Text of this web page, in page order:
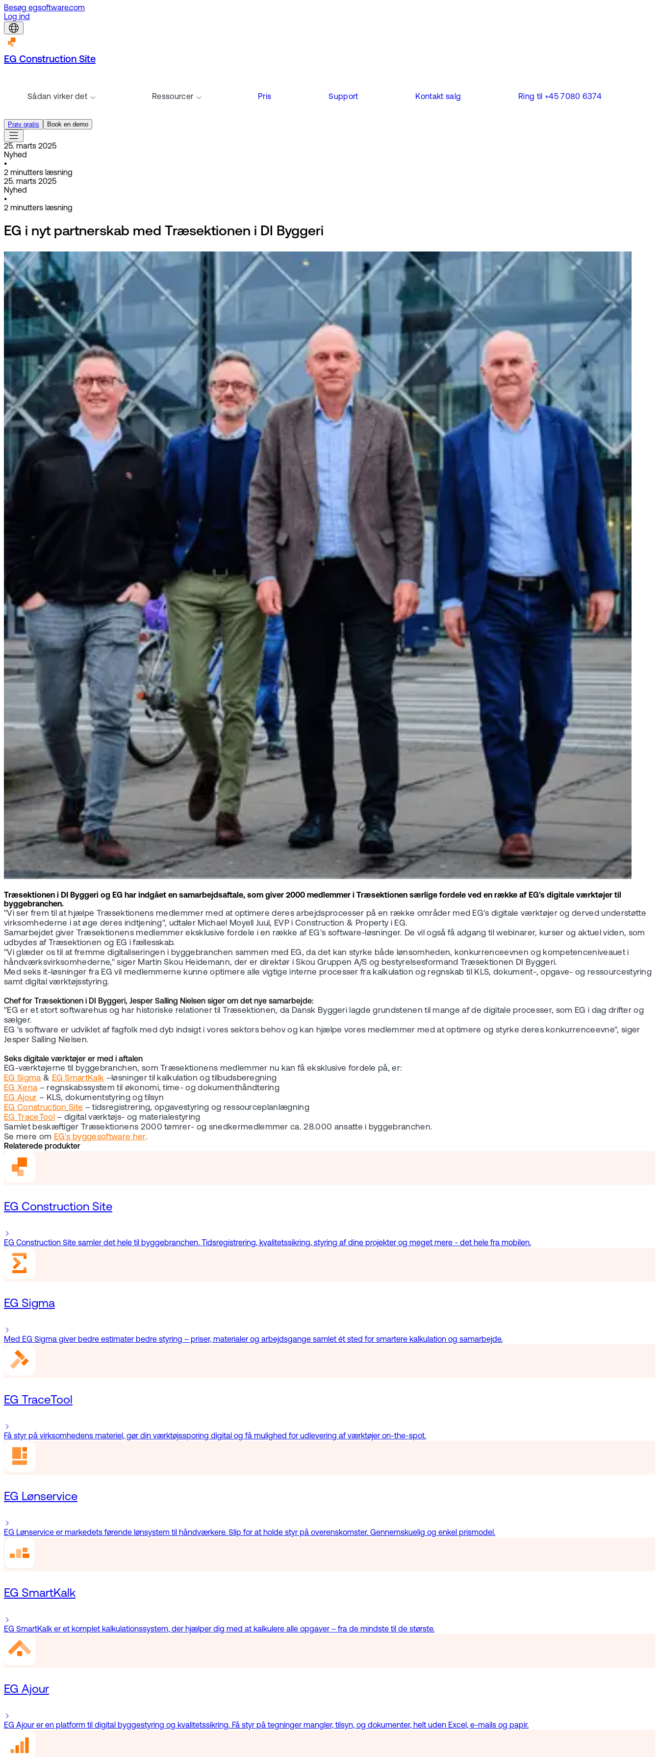
Besøg egsoftware.com
Log ind
EG Construction Site
Sådan virker det Ressourcer Pris Support Kontakt salg Ring til +45 7080 6374
Prøv gratis Book en demo
25. marts 2025
Nyhed
•
2 minutters læsning
25. marts 2025
Nyhed
•
2 minutters læsning
EG i nyt partnerskab med Træsektionen i DI Byggeri
Træsektionen i DI Byggeri og EG har indgået en samarbejdsaftale, som giver 2000 medlemmer i Træsektionen særlige fordele ved en række af EG's digitale værktøjer til
byggebranchen.
"Vi ser frem til at hjælpe Træsektionens medlemmer med at optimere deres arbejdsprocesser på en række områder med EG's digitale værktøjer og derved understøtte
virksomhederne i at øge deres indtjening", udtaler Michael Moyell Juul, EVP i Construction & Property i EG.
Samarbejdet giver Træsektionens medlemmer eksklusive fordele i en række af EG's software-løsninger. De vil også få adgang til webinarer, kurser og aktuel viden, som
udbydes af Træsektionen og EG i fællesskab.
"Vi glæder os til at fremme digitaliseringen i byggebranchen sammen med EG, da det kan styrke både lønsomheden, konkurrenceevnen og kompetenceniveauet i
håndværksvirksomhederne," siger Martin Skou Heidemann, der er direktør i Skou Gruppen A/S og bestyrelsesformand Træsektionen DI Byggeri.
Med seks it-løsninger fra EG vil medlemmerne kunne optimere alle vigtige interne processer fra kalkulation og regnskab til KLS, dokument-, opgave- og ressourcestyring
samt digital værktøjsstyring.
Chef for Træsektionen i DI Byggeri, Jesper Salling Nielsen siger om det nye samarbejde:
"EG er et stort softwarehus og har historiske relationer til Træsektionen, da Dansk Byggeri lagde grundstenen til mange af de digitale processer, som EG i dag drifter og
sælger.
EG 's software er udviklet af fagfolk med dyb indsigt i vores sektors behov og kan hjælpe vores medlemmer med at optimere og styrke deres konkurrenceevne", siger
Jesper Salling Nielsen.
Seks digitale værktøjer er med i aftalen
EG-værktøjerne til byggebranchen, som Træsektionens medlemmer nu kan få eksklusive fordele på, er:
EG Sigma & EG SmartKalk –løsninger til kalkulation og tilbudsberegning
EG Xena – regnskabssystem til økonomi, time- og dokumenthåndtering
EG Ajour – KLS, dokumentstyring og tilsyn
EG Construction Site – tidsregistrering, opgavestyring og ressourceplanlægning
EG TraceTool– digital værktøjs- og materialestyring
Samlet beskæftiger Træsektionens 2000 tømrer- og snedkermedlemmer ca. 28.000 ansatte i byggebranchen.
Se mere om EG's byggesoftware her.
Relaterede produkter
EG Construction Site
EG Construction Site samler det hele til byggebranchen. Tidsregistrering, kvalitetssikring, styring af dine projekter og meget mere - det hele fra mobilen.
EG Sigma
Med EG Sigma giver bedre estimater bedre styring – priser, materialer og arbejdsgange samlet ét sted for smartere kalkulation og samarbejde.
EG TraceTool
Få styr på virksomhedens materiel, gør din værktøjssporing digital og få mulighed for udlevering af værktøjer on-the-spot.
EG Lønservice
EG Lønservice er markedets førende lønsystem til håndværkere. Slip for at holde styr på overenskomster. Gennemskuelig og enkel prismodel.
EG SmartKalk
EG SmartKalk er et komplet kalkulationssystem, der hjælper dig med at kalkulere alle opgaver – fra de mindste til de største.
EG Ajour
EG Ajour er en platform til digital byggestyring og kvalitetssikring. Få styr på tegninger mangler, tilsyn, og dokumenter, helt uden Excel, e-mails og papir.